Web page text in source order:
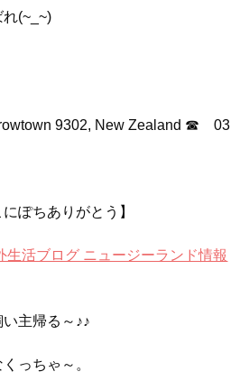
れ(~_~)
9302, New Zealand ☎ 03
ぽちありがとう】
主帰る～♪♪
っちゃ～。